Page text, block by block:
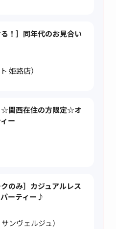
る！］同年代のお見合い
姫路店）
☆関西在住の方限定☆オ
ー
クのみ］カジュアルレス
ーティー♪
ンヴェルジュ）